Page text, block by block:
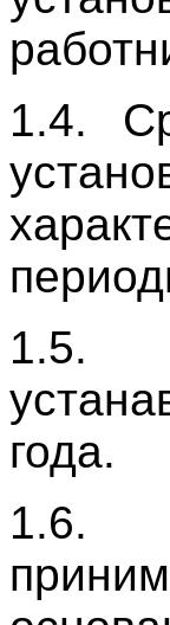
1.4.
1.5.
года.
1.6.